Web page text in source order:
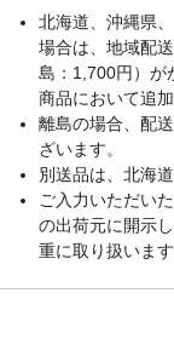
北海道、沖縄県
場合は、地域配
島：1,700円）が
商品において追
離島の場合、配
ざいます。
別送品は、北海
ご入力いただい
の出荷元に開示
重に取り扱います